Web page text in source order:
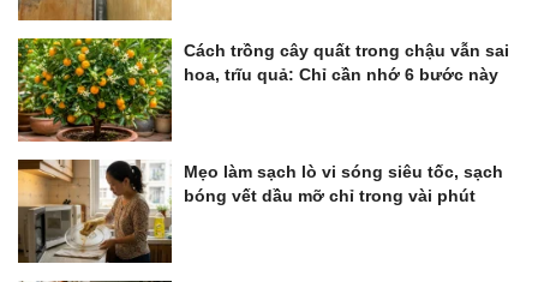
Cách trồng cây quất trong chậu vẫn sai
hoa, trĩu quả: Chỉ cần nhớ 6 bước này
Mẹo làm sạch lò vi sóng siêu tốc, sạch
bóng vết dầu mỡ chỉ trong vài phút